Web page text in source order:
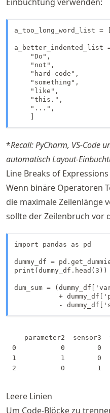
a_too_long_word_list
a_better_indented_list
    "Do",
    "not",
    "hard-code",
    "something",
    "like",
    "this.",
    "...",
*Recall: PyCharm, VS-Code
automatisch Layout-
Line Breaks of
Wenn binäre Operatoren
die maximale Zeilenlänge
sollte der Zeilenbruch vor
import pandas as pd
dummy_df =
print(dummy_df.head(3))
dum_sum =
+
-
parameter2  sensor3
0           0        0
1           1        0
Leere Linien
Um Code-Blöcke zu